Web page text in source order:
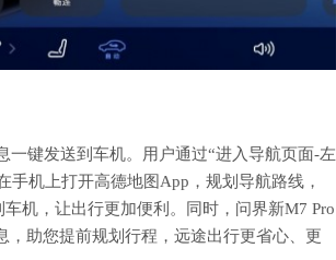
一键发送到车机。用户通过“进入导航页面-左
机上打开高德地图App，规划导航路线，
机，让出行更加便利。同时，问界新M7 Pro
助您提前规划行程，远途出行更省心、更